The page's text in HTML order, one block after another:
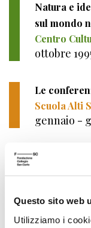
Questo sito web
Utilizziamo i
Natura e
sul mondo
Centro
ottobre
Le
Scuola Alti
gennaio -
Le vie dei
cultura
ottobre